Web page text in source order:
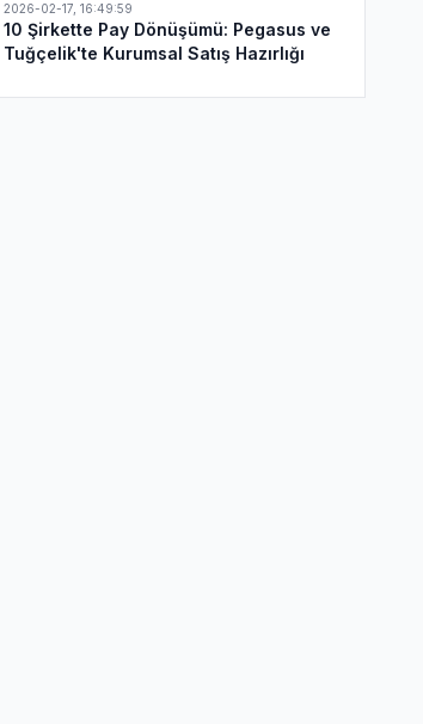
2026-02-17 16:49:59
10 Şirkette Pay Dönüşümü: Pegasus ve
Tuğçelik'te Kurumsal Satış Hazırlığı